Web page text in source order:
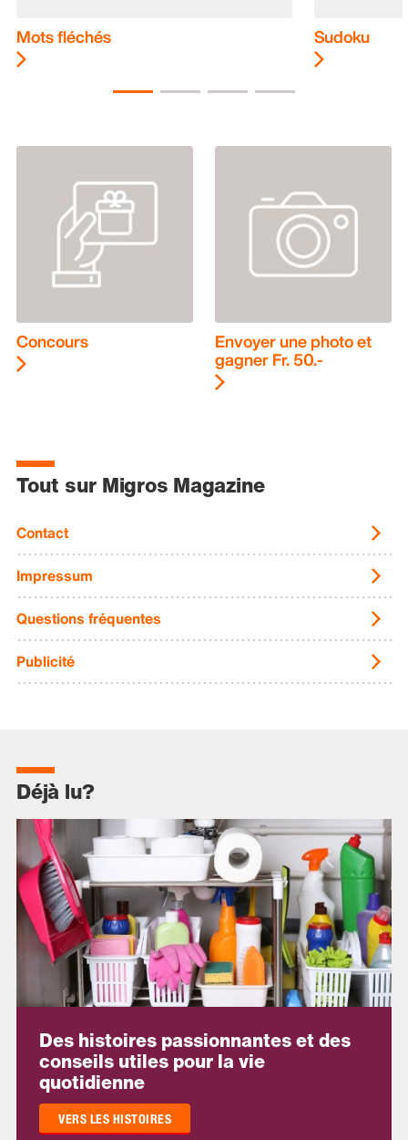
Mots fléchés Sudoku
Concours Envoyer une photo et
gagner Fr. 50.-
Tout sur Migros Magazine
Contact
Impressum
Questions fréquentes
Publicité
Déjà lu?
Des histoires passionnantes et des
conseils utiles pour la vie
quotidienne
VERS LES HISTOIRES